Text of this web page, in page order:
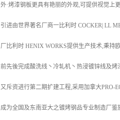
外·烤漆钢板更具有艳丽的外观,可提供视觉上
引进由世界著名厂商一比利时 COCKER| LL
厂比利时 HENIX WORKS提供生产技术,秉持
前先後完成酸洗线丶冷轧机丶热浸镀锌线及
又斥资进行第二期扩建工程,采用加拿大PRO-
成为全国及东南亚大之镀烤钢品专业制造厂